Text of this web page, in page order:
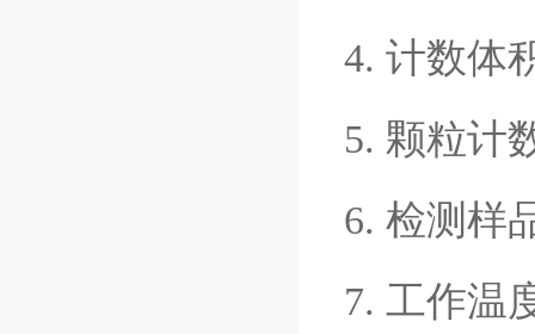
4. 计数体
5. 颗粒计
6. 检测样
7. 工作温